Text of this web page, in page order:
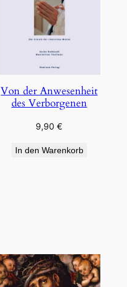
Von der Anwesenheit
des Verborgenen
9,90€
In den Warenkorb